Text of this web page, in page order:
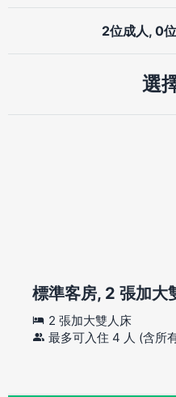
2位成人, 0
選
標準客房, 2 張加大
2 張加大雙人床
最多可入住 4 人 (含所